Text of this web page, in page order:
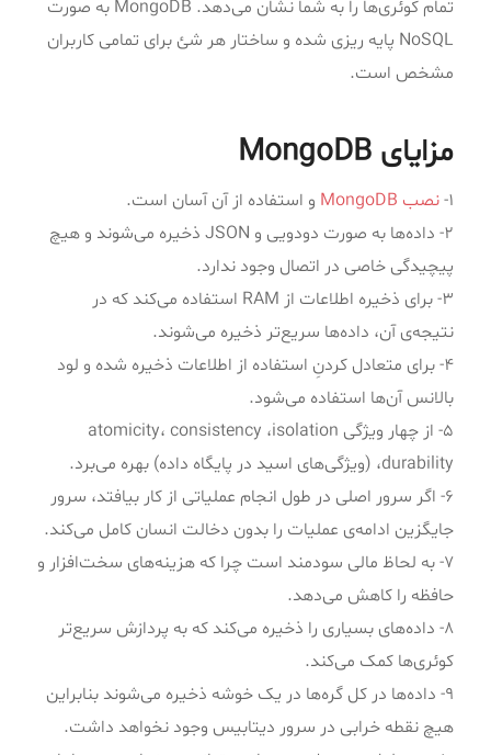
تمام کوئری‌ها را به شما نشان می‌دهد. MongoDB به صورت
NoSQL پایه ریزی شده و ساختار هر شئ برای تمامی کاربران
مشخص است.
مزایای MongoDB
۱- نصب MongoDB
و استفاده از آن آسان است.
۲- داده‌ها به صورت دودویی و JSON ذخیره می‌شوند و هیچ
پیچیدگی خاصی در اتصال وجود ندارد.
۳- برای ذخیره اطلاعات از RAM استفاده می‌کند که در
نتیجه‌ی آن، داده‌ها سریع‌تر ذخیره می‌شوند.
۴- برای متعادل کردنِ استفاده از اطلاعات ذخیره شده و لود
بالانس آن‌ها استفاده می‌شود.
۵- از چهار ویژگی atomicity، consistency ،isolation
،durability (ویژگی‌های اسید در پایگاه داده) بهره می‌برد.
۶- اگر سرور اصلی در طول انجام عملیاتی از کار بیافتد، سرور
جایگزین ادامه‌ی عملیات را بدون دخالت انسان کامل می‌کند.
۷- به لحاظ مالی سودمند است چرا که هزینه‌های سخت‌افزار و
حافظه را کاهش می‌دهد.
۸- داده‌های بسیاری را ذخیره می‌کند که به پردازش سریع‌تر
کوئری‌ها کمک می‌کند.
۹- داده‌ها در کل گره‌ها در یک خوشه ذخیره می‌شوند بنابراین
هیچ نقطه خرابی در سرور دیتابیس وجود نخواهد داشت.